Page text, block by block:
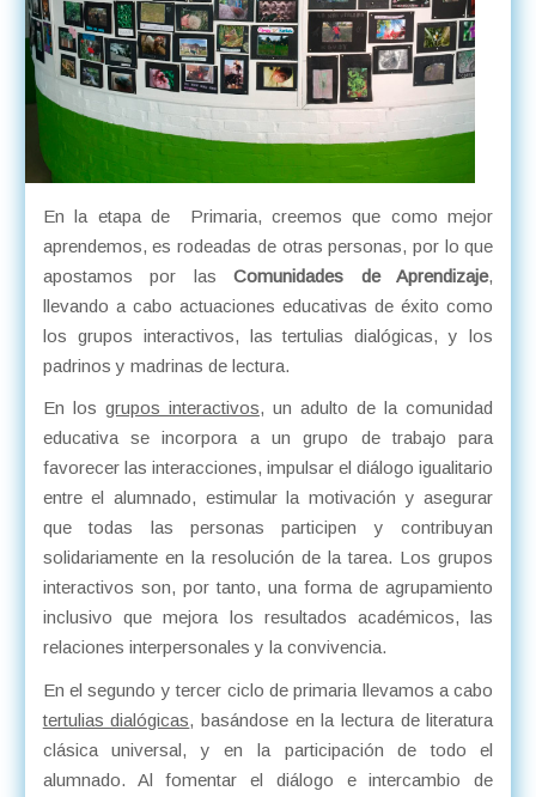
En la etapa de Primaria, creemos que como mejor
aprendemos, es rodeadas de otras personas, por lo que
apostamos por lasComunidades de Aprendizaje,
llevando a cabo actuaciones educativas de éxito como
los grupos interactivos, las tertulias dialógicas, y los
padrinos y madrinas de lectura.
En los grupos interactivos, un adulto de la comunidad
educativa se incorpora a un grupo de trabajo para
favorecer las interacciones, impulsar el diálogo igualitario
entre el alumnado, estimular la motivación y asegurar
que todas las personas participen y contribuyan
solidariamente en la resolución de la tarea. Los grupos
interactivos son, por tanto, una forma de agrupamiento
inclusivo que mejora los resultados académicos, las
relaciones interpersonales y la convivencia.
En el segundo y tercer ciclo de primaria llevamos a cabo
tertulias dialógicas, basándose en la lectura de literatura
clásica universal, y en la participación de todo el
alumnado. Al fomentar el diálogo e intercambio de